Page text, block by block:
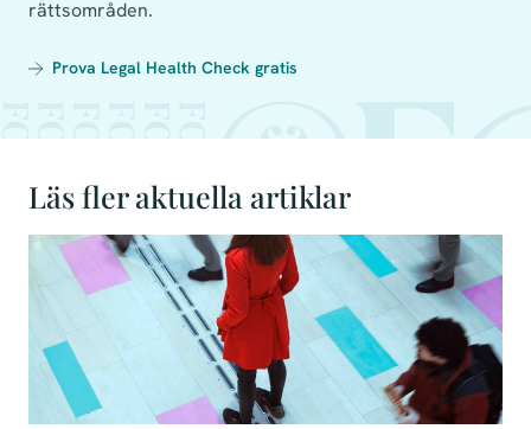
rättsområden.
Prova Legal Health Check gratis
Läs fler aktuella artiklar